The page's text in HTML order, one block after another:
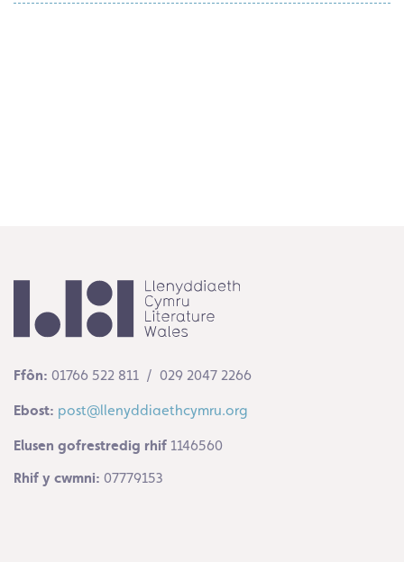
Ffôn: 01766 522 811 / 029 2047 2266
Ebost: post@llenyddiaethcymru.org
Elusen gofrestredig rhif 1146560
Rhif y cwmni: 07779153